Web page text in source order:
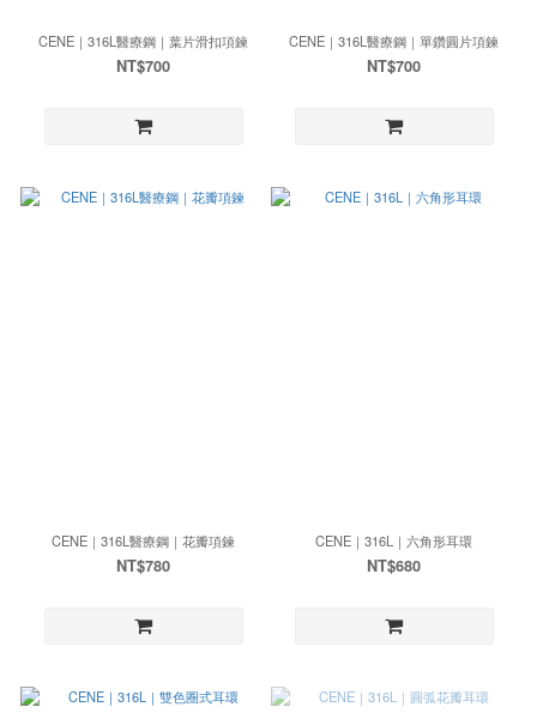
CENE｜316L醫療鋼｜葉片滑扣項鍊
NT$700
CENE｜316L醫療鋼｜單鑽圓片項鍊
NT$700
CENE｜316L醫療鋼｜花瓣項鍊
NT$780
CENE｜316L｜六角形耳環
NT$680